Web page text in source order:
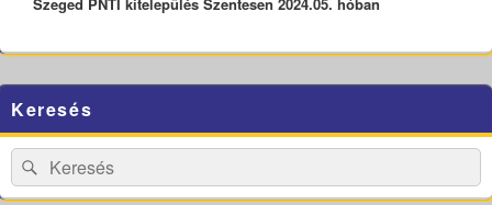
Szeged PNTI kitelepülés Szentesen 2024.05. hóban
Sidebar
Widget
Area
Keresés
Search
for:
Search